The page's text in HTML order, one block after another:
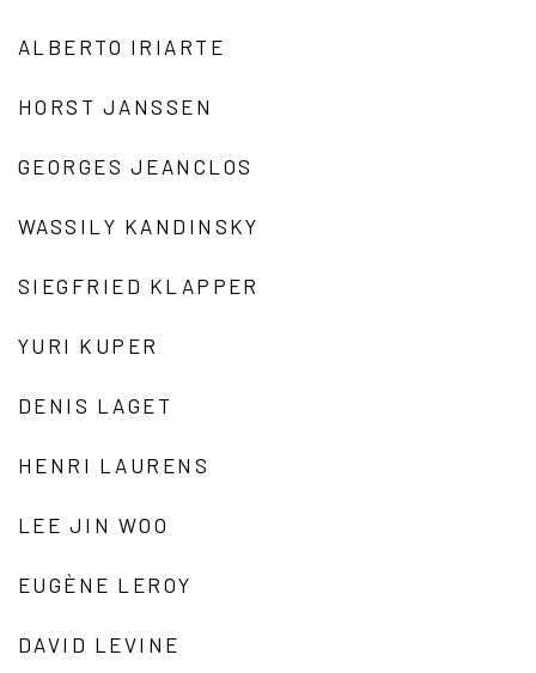
ALBERTO IRIARTE
HORST JANSSEN
GEORGES JEANCLOS
WASSILY KANDINSKY
SIEGFRIED KLAPPER
YURI KUPER
DENIS LAGET
HENRI LAURENS
LEE JIN WOO
EUGÈNE LEROY
DAVID LEVINE